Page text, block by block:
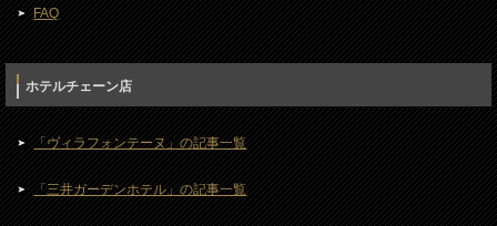
FAQ
ホテルチェーン店
「ヴィラフォンテーヌ」の記事一覧
「三井ガーデンホテル」の記事一覧